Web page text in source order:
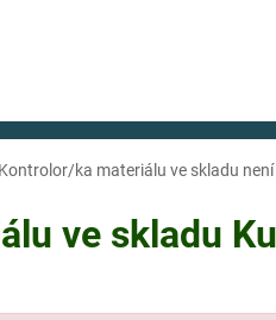
Kontrolor/ka materiálu ve skladu
ve skladu